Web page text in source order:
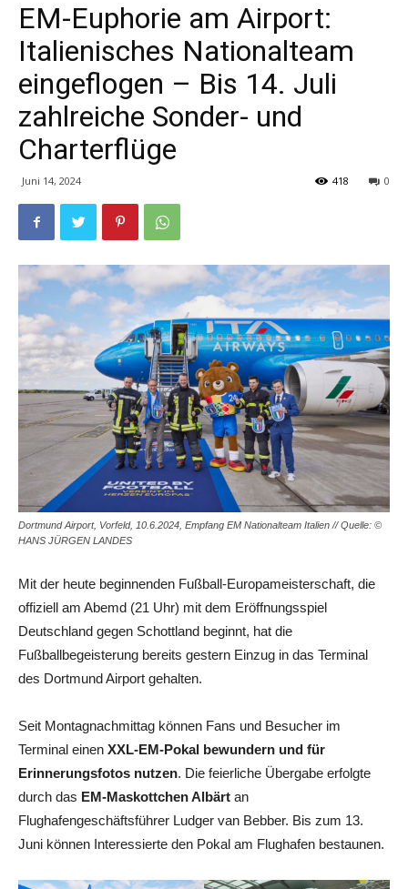
EM-Euphorie am Airport:
Italienisches Nationalteam
eingeflogen – Bis 14. Juli
zahlreiche Sonder- und
Charterflüge
Juni 14, 2024 0
418
Dortmund Airport, Vorfeld, 10.6.2024, Empfang EM Nationalteam Italien // Quelle: ©
HANS JÜRGEN LANDES
Mit der heute beginnenden Fußball-Europameisterschaft, die
offiziell am Abemd (21 Uhr) mit dem Eröffnungsspiel
Deutschland gegen Schottland beginnt, hat die
Fußballbegeisterung bereits gestern Einzug in das Terminal
des Dortmund Airport gehalten.
Seit Montagnachmittag können Fans und Besucher im
Terminal einen XXL-EM-Pokal bewundern und für
Erinnerungsfotos nutzen. Die feierliche Übergabe erfolgte
durch das EM-Maskottchen Albärt an
Flughafengeschäftsführer Ludger van Bebber. Bis zum 13.
Juni können Interessierte den Pokal am Flughafen bestaunen.